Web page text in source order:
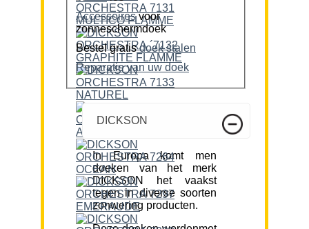
Accessoiresvoor
zonneschermdoek
Bestel gratis doek stalen
Reparatie van uw doek
DICKSON
In Europa komt men
doeken van het merk
DICKSON het vaakst
tegen in diverse soorten
zonwering producten.